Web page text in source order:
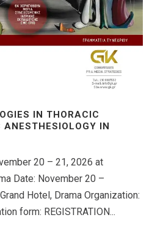
IN THORACIC
IN
20 – 21, 2026 at
Date: November 20 –
Hotel, Drama Organization:
form: REGISTRATION...